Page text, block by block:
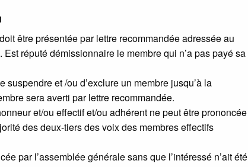
être présentée par lettre recommandée adressée au
réputé démissionnaire le membre qui n’a pas payé sa
suspendre et /ou d’exclure un membre jusqu’à la
sera averti par lettre recommandée.
et/ou effectif et/ou adhérent ne peut être prononcée
des deux-tiers des voix des membres effectifs
par l’assemblée générale sans que l’intéressé n’ait été